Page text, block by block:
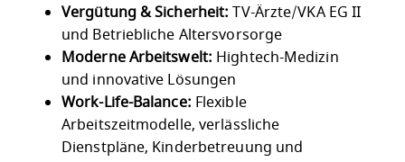
Vergütung & Sicherheit:TV-Ärzte/VKA EG II
und Betriebliche Altersvorsorge
Moderne Arbeitswelt: Hightech-Medizin
und innovative Lösungen
Work-Life-Balance: Flexible
Arbeitszeitmodelle, verlässliche
Dienstpläne, Kinderbetreuung und